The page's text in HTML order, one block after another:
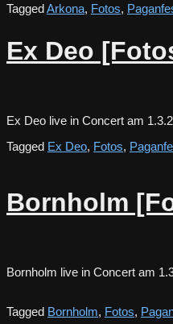
TaggedArkona, Fotos,
Ex Deo
Ex Deo live in Concert am
Tagged Ex Deo, Fotos,
Bornholm
Bornholm live in Concert am
Tagged Bornholm, Fotos,